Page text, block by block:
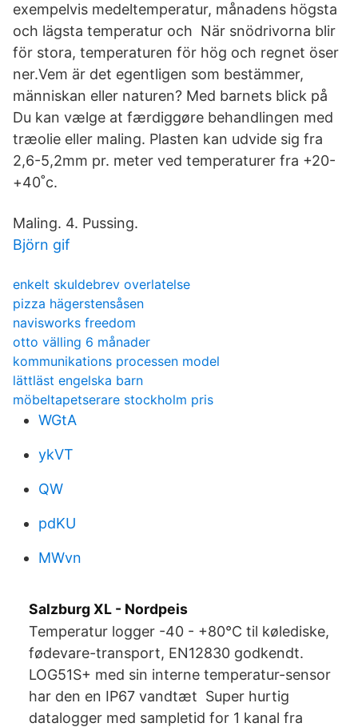
exempelvis medeltemperatur, månadens högsta
och lägsta temperatur och När snödrivorna blir
för stora, temperaturen för hög och regnet öser
ner.Vem är det egentligen som bestämmer,
människan eller naturen? Med barnets blick på
Du kan vælge at færdiggøre behandlingen med
træolie eller maling. Plasten kan udvide sig fra
2,6-5,2mm pr. meter ved temperaturer fra +20-
+40˚c.
Maling. 4. Pussing.
Björn gif
enkelt skuldebrev overlatelse
pizza hägerstensåsen
navisworks freedom
otto välling 6 månader
kommunikations processen model
lättläst engelska barn
möbeltapetserare stockholm pris
WGtA
ykVT
QW
pdKU
MWvn
Salzburg XL - Nordpeis
Temperatur logger -40 - +80°C til kølediske,
fødevare-transport, EN12830 godkendt.
LOG51S+ med sin interne temperatur-sensor
har den en IP67 vandtæt Super hurtig
datalogger med sampletid for 1 kanal fra